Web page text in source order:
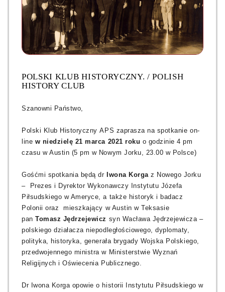
POLSKI KLUB HISTORYCZNY. / POLISH
HISTORY CLUB
Szanowni Państwo,
Polski Klub Historyczny APS zaprasza na spotkanie on-
line w niedzielę 21 marca 2021 roku o godzinie 4 pm
czasu w Austin (5 pm w Nowym Jorku, 23.00 w Polsce)
Gośćmi spotkania będą dr Iwona Korgaz Nowego Jorku
–
Prezes i Dyrektor Wykonawczy Instytutu Józefa
Piłsudskiego w Ameryce, a także historyk i badacz
Polonii oraz mieszkający w Austin w Teksasie
panTomasz Jędrzejewicz syn Wacława Jędrzejewicza –
polskiego działacza niepodległościowego, dyplomaty,
polityka, historyka, generała brygady Wojska Polskiego,
przedwojennego ministra w Ministerstwie Wyznań
Religijnych i Oświecenia Publicznego.
Dr Iwona Korga opowie o historii Instytutu Piłsudskiego w